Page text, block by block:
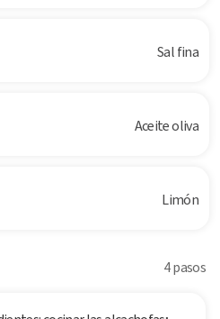
Sal fina
Aceite oliva
Limón
4 pasos